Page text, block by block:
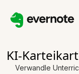
KI-
Verwandle